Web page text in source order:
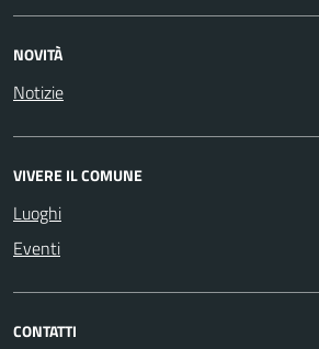
NOVITÀ
Notizie
VIVERE IL COMUNE
Luoghi
Eventi
CONTATTI